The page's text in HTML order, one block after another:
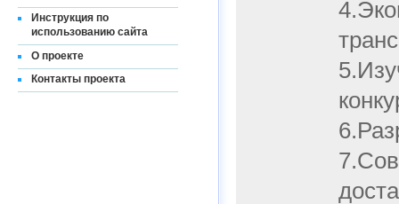
Инструкция по
использованию сайта
О проекте
Контакты проекта